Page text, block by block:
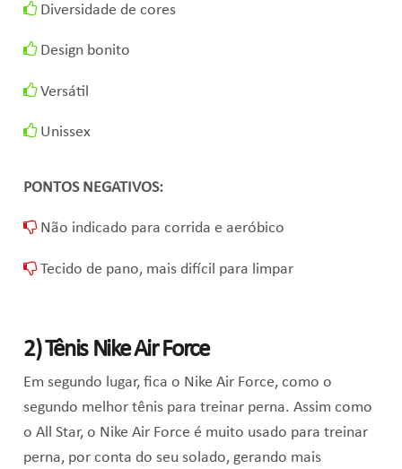
Diversidade de cores
Design bonito
Versátil
Unissex
PONTOS NEGATIVOS:
Não indicado para corrida e aeróbico
Tecido de pano, mais difícil para limpar
2) Tênis Nike Air Force
Em segundo lugar, fica o Nike Air Force, como o
segundo melhor tênis para treinar perna. Assim como
o All Star, o Nike Air Force é muito usado para treinar
perna, por conta do seu solado, gerando mais